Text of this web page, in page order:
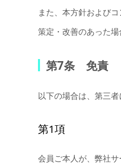
また、本方針および
策定・改善のあった場
第7条 免責
以下の場合は、第三
第1項
会員ご本人が、弊社